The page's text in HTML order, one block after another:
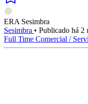
ERA Sesimbra
Sesimbra • Publicado há 2
Full Time Comercial /